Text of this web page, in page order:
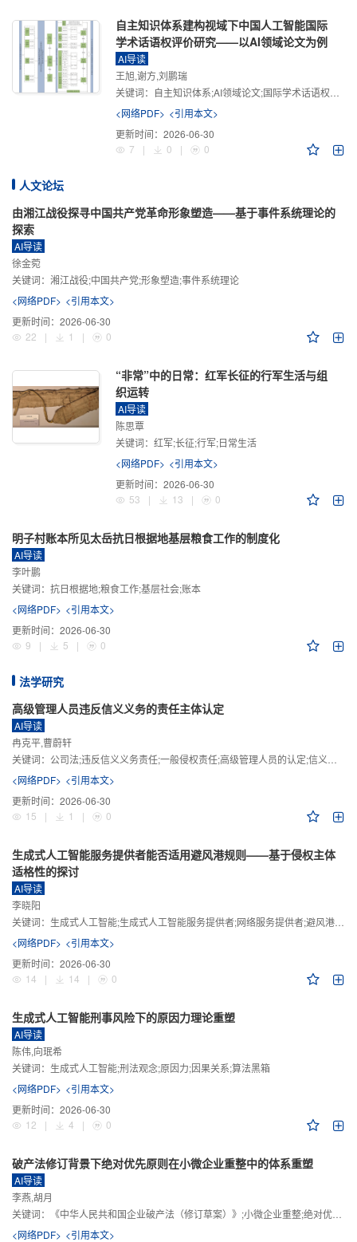
自主知识体系建构视域下中国人工智能国际
学术话语权评价研究——以AI领域论文为例
AI导读
王旭,谢方,刘鹏瑞
关键词： 自主知识体系;AI领域论文;国际学术话语权评价;学术影响力;学术感知力;学术传播力;学术引领力
<网络PDF> <引用本文>
更新时间： 2026-06-30
7
| 0 | 0
人文论坛
由湘江战役探寻中国共产党革命形象塑造——基于事件系统理论的
探索
AI导读
徐金菀
关键词： 湘江战役;中国共产党;形象塑造;事件系统理论
<网络PDF> <引用本文>
更新时间： 2026-06-30
22
| 1 | 0
“非常”中的日常：红军长征的行军生活与组
织运转
AI导读
陈思覃
关键词： 红军;长征;行军;日常生活
<网络PDF> <引用本文>
更新时间： 2026-06-30
53
| 13 | 0
明子村账本所见太岳抗日根据地基层粮食工作的制度化
AI导读
李叶鹏
关键词： 抗日根据地;粮食工作;基层社会;账本
<网络PDF> <引用本文>
更新时间： 2026-06-30
9
| 5 | 0
法学研究
高级管理人员违反信义义务的责任主体认定
AI导读
冉克平,曹蔚轩
关键词： 公司法;违反信义义务责任;一般侵权责任;高级管理人员的认定;信义义务
<网络PDF> <引用本文>
更新时间： 2026-06-30
15
| 1 | 0
生成式人工智能服务提供者能否适用避风港规则——基于侵权主体
适格性的探讨
AI导读
李晓阳
关键词： 生成式人工智能;生成式人工智能服务提供者;网络服务提供者;避风港规则;版权责任
<网络PDF> <引用本文>
更新时间： 2026-06-30
14
| 14 | 0
生成式人工智能刑事风险下的原因力理论重塑
AI导读
陈伟,向珉希
关键词： 生成式人工智能;刑法观念;原因力;因果关系;算法黑箱
<网络PDF> <引用本文>
更新时间： 2026-06-30
12
| 4 | 0
破产法修订背景下绝对优先原则在小微企业重整中的体系重塑
AI导读
李燕,胡月
关键词：
《中华人民共和国企业破产法（修订草案）》;小微企业重整;绝对优先原则;股东权益保留;预期可支配收入标准
<网络PDF> <引用本文>